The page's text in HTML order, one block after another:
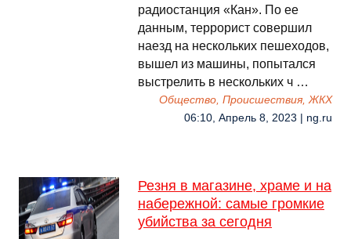
радиостанция «Кан». По ее
данным, террорист совершил
наезд на нескольких пешеходов,
вышел из машины, попытался
выстрелить в нескольких ч …
Общество, Происшествия, ЖКХ
06:10, Апрель 8, 2023 | ng.ru
Резня в магазине, храме и на
набережной: самые громкие
убийства за сегодня